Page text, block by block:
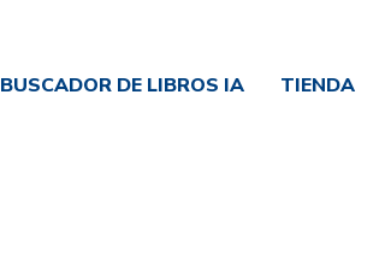
BUSCADOR DE LIBROS IA TIENDA